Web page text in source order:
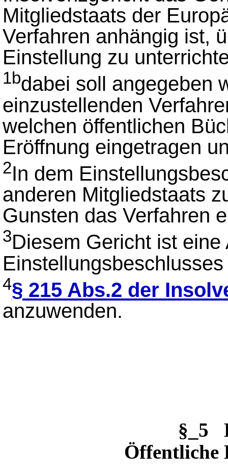
Mitgliedstaats der
Verfahren anhängig ist,
Einstellung zu
1bdabei soll angegeben
einzustellenden
welchen öffentlichen
Eröffnung eingetragen
2In dem
anderen Mitgliedstaats
Gunsten das Verfahren
3Diesem Gericht ist
4§ 215 Abs.2 der
anzuwenden.
§_5
Öffentliche